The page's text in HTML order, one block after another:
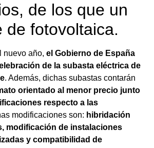
de los que un
de fotovoltaica.
nuevo año, el Gobierno de España
de la subasta eléctrica de
. Además, dichas subastas contarán
orientado al menor precio junto
respecto a las
modificaciones son: hibridación
modificación de instalaciones
y compatibilidad de